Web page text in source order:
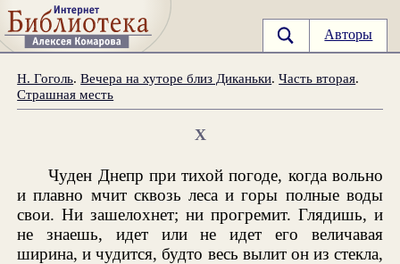
Авторы
Н. Гоголь.Вечера на хуторе близ Диканьки.Часть вторая.
Страшная месть
X
Чуден Днепр при тихой погоде, когда вольно
и плавно мчит сквозь леса и горы полные воды
свои. Ни зашелохнет; ни прогремит. Глядишь, и
не знаешь, идет или не идет его величавая
ширина, и чудится, будто весь вылит он из стекла,